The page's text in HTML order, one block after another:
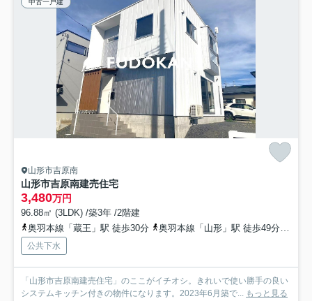
中古一戸建
山形市吉原南
山形市吉原南建売住宅
3,480万円
96.88㎡ (3LDK) /築3年 /2階建
奥羽本線「蔵王」駅 徒歩30分
奥羽本線「山形」駅 徒歩49分
公共下水
「山形市吉原南建売住宅」のここがイチオシ。きれいで使い勝手の良い
システムキッチン付きの物件になります。2023年6月築で... もっと見る